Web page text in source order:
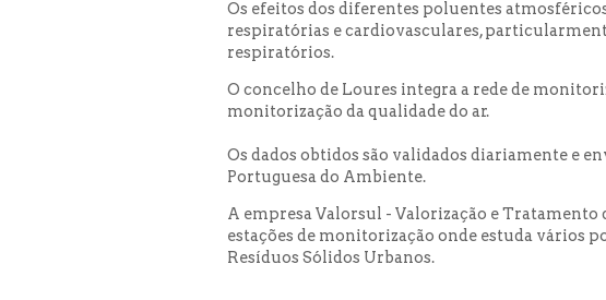
Os efeitos dos diferentes poluentes
respiratórias e cardiovasculares,
respiratórios.
O concelho de Loures integra a rede de
monitorização da qualidade do ar.
Os dados obtidos são validados diariamente e
Portuguesa do Ambiente.
A empresa Valorsul - Valorização e Tratamento
estações de monitorização onde estuda vários
Resíduos Sólidos Urbanos.